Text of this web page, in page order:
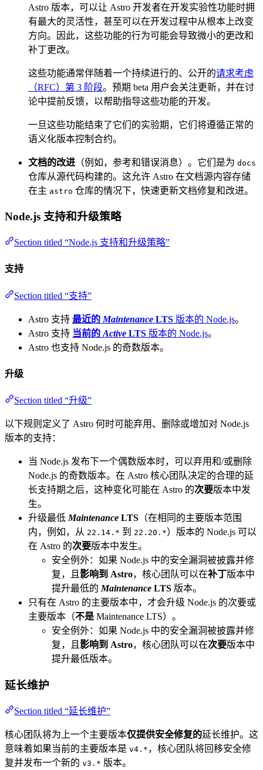
Astro 版本，可以让 Astro 开发者在开发实验性功能时拥
有最大的灵活性，甚至可以在开发过程中从根本上改变
方向。因此，这些功能的行为可能会导致微小的更改和
补丁更改。
这些功能通常伴随着一个持续进行的、公开的请求考虑
（RFC）第 3 阶段。预期 beta 用户会关注更新，并在讨
论中提前反馈，以帮助指导这些功能的开发。
一旦这些功能结束了它们的实验期，它们将遵循正常的
语义化版本控制合约。
文档的改进 （例如，参考和错误消息）。它们是为 docs
仓库从源代码构建的。这允许 Astro 在文档源内容存储
在主 astro 仓库的情况下，快速更新文档修复和改进。
Node.js 支持和升级策略
Section titled “Node.js 支持和升级策略”
支持
Section titled “支持”
Astro 支持 最近的 Maintenance LTS 版本的 Node.js。
Astro 支持 当前的 Active LTS 版本的 Node.js。
Astro 也支持 Node.js 的奇数版本。
升级
Section titled “升级”
以下规则定义了 Astro 何时可能弃用、删除或增加对 Node.js
版本的支持：
当 Node.js 发布下一个偶数版本时，可以弃用和/或删除
Node.js 的奇数版本。在 Astro 核心团队决定的合理的延
长支持期之后，这种变化可能在 Astro 的次要版本中发
生。
升级最低 Maintenance LTS （在相同的主要版本范围
内，例如，从 22.14.* 到 22.20.*）版本的 Node.js 可以
在 Astro 的次要版本中发生。
安全例外：如果 Node.js 中的安全漏洞被披露并修
复，且 影响到 Astro，核心团队可以在补丁版本中
提升最低的 Maintenance LTS 版本。
只有在 Astro 的主要版本中，才会升级 Node.js 的次要或
主要版本（不是 Maintenance LTS）。
安全例外：如果 Node.js 中的安全漏洞被披露并修
复，且 影响到 Astro，核心团队可以在次要版本中
提升最低版本。
延长维护
Section titled “延长维护”
核心团队将为上一个主要版本仅提供安全修复的延长维护。这
意味着如果当前的主要版本是 v4.* ，核心团队将回移安全修
复并发布一个新的 v3.* 版本。